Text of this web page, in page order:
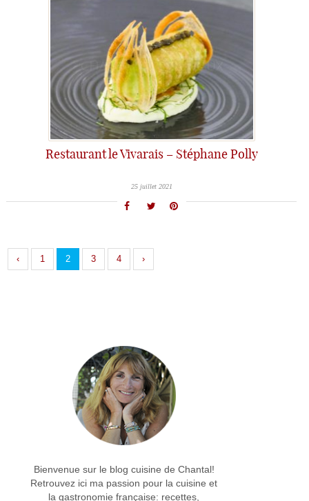
Restaurant le Vivarais – Stéphane Polly
25 juillet 2021
‹ 1 2 3 4 ›
Bienvenue sur le blog cuisine de Chantal!
Retrouvez ici ma passion pour la cuisine et
la gastronomie française: recettes,